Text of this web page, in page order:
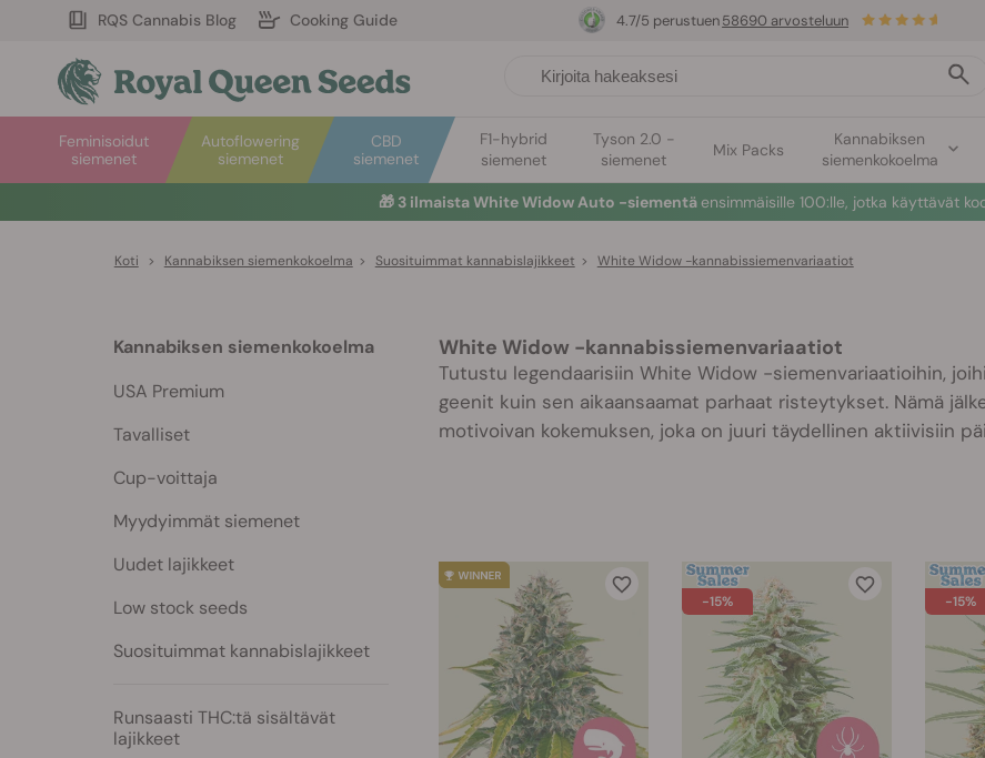
RQS Cannabis Blog Cooking Guide
Autoflowering
siemenet
Feminisoidut
siemenet
CBD
siemenet
F1-hybrid
siemenet
Tyson 2.0 -
siemenet
Mix Packs
Kannabiksen
siemenkokoelma
4.7/5 perustuen58690 arvosteluun
🎁 3 ilmaista White Widow Auto -siementä ensimmäisille 100:lle, jotka käyttävät
Koti > Kannabiksen siemenkokoelma > Suosituimmat kannabislajikkeet > White Widow -kannabissiemenvariaatiot
White Widow -kannabissiemenvariaatiot
Tutustu legendaarisiin White Widow -siemenvariaatioihin,
geenit kuin sen aikaansaamat parhaat risteytykset. Nämä
motivoivan kokemuksen, joka on juuri täydellinen aktiivisiin
-15% -15%
Kannabiksen siemenkokoelma
USA Premium
Tavalliset
Cup-voittaja
Myydyimmät siemenet
Uudet lajikkeet
Low stock seeds
Suosituimmat kannabislajikkeet
Runsaasti THC:tä sisältävät
lajikkeet